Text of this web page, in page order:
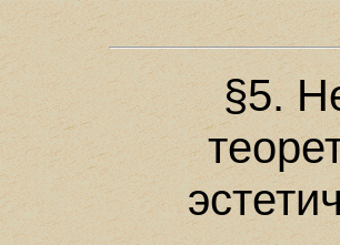
§5.